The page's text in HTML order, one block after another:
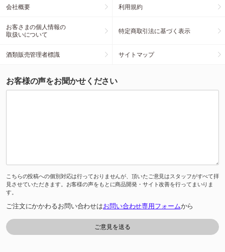
会社概要 利用規約
お客さまの個人情報の
取扱いについて
特定商取引法に基づく表示
酒類販売管理者標識 サイトマップ
お客様の声をお聞かせください
こちらの投稿への個別対応は行っておりませんが、頂いたご意見はスタッフがすべて拝
見させていただきます。お客様の声をもとに商品開発・サイト改善を行ってまいりま
す。
ご注文にかかわるお問い合わせはお問い合わせ専用フォームから